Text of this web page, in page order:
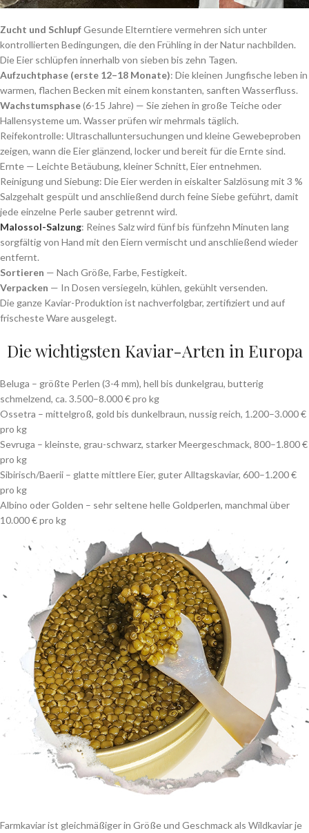
Zucht und SchlupfGesunde Elterntiere vermehren sich unter
kontrollierten Bedingungen, die den Frühling in der Natur nachbilden.
Die Eier schlüpfen innerhalb von sieben bis zehn Tagen.
Aufzuchtphase (erste 12–18 Monate): Die kleinen Jungfische leben in
warmen, flachen Becken mit einem konstanten, sanften Wasserfluss.
Wachstumsphase(6-15 Jahre) — Sie ziehen in große Teiche oder
Hallensysteme um. Wasser prüfen wir mehrmals täglich.
Reifekontrolle: Ultraschalluntersuchungen und kleine Gewebeproben
zeigen, wann die Eier glänzend, locker und bereit für die Ernte sind.
Ernte — Leichte Betäubung, kleiner Schnitt, Eier entnehmen.
Reinigung und Siebung: Die Eier werden in eiskalter Salzlösung mit 3 %
Salzgehalt gespült und anschließend durch feine Siebe geführt, damit
jede einzelne Perle sauber getrennt wird.
Malossol-Salzung: Reines Salz wird fünf bis fünfzehn Minuten lang
sorgfältig von Hand mit den Eiern vermischt und anschließend wieder
entfernt.
Sortieren — Nach Größe, Farbe, Festigkeit.
Verpacken — In Dosen versiegeln, kühlen, gekühlt versenden.
Die ganze Kaviar-Produktion ist nachverfolgbar, zertifiziert und auf
frischeste Ware ausgelegt.
Die wichtigsten Kaviar-Arten in Europa
Beluga – größte Perlen (3-4 mm), hell bis dunkelgrau, butterig
schmelzend, ca. 3.500–8.000 € pro kg
Ossetra – mittelgroß, gold bis dunkelbraun, nussig reich, 1.200–3.000 €
pro kg
Sevruga – kleinste, grau-schwarz, starker Meergeschmack, 800–1.800 €
pro kg
Sibirisch/Baerii – glatte mittlere Eier, guter Alltagskaviar, 600–1.200 €
pro kg
Albino oder Golden – sehr seltene helle Goldperlen, manchmal über
10.000 € pro kg
Farmkaviar ist gleichmäßiger in Größe und Geschmack als Wildkaviar je